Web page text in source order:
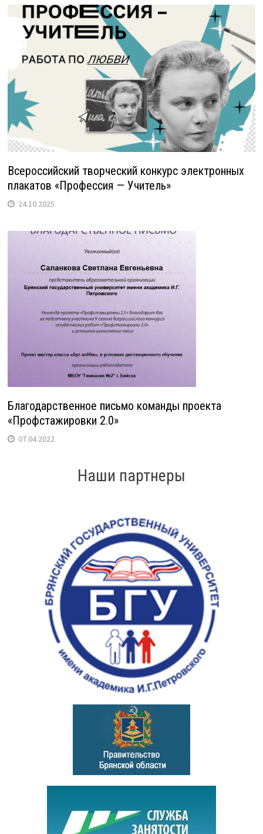
Всероссийский творческий конкурс электронных
плакатов «Профессия — Учитель»
24.10.2025
Благодарственное письмо команды проекта
«Профстажировки 2.0»
07.04.2022
Наши партнеры